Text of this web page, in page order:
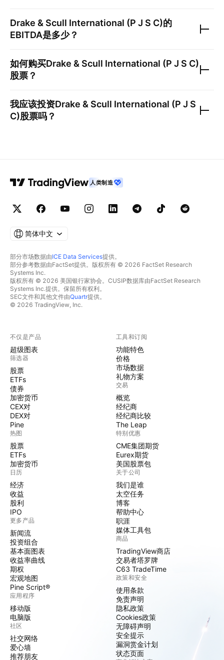
Drake & Scull International (P J S C)的
EBITDA是多少？
如何购买Drake & Scull International (P J S C)
股票？
我应该投资Drake & Scull International (P J S
C)股票吗？
人类制造
简体中文
部分市场数据由ICE Data Services提供。
部分参考数据由FactSet提供。版权所有 © 2026 FactSet Research
Systems Inc.
版权所有 © 2026 美国银行家协会。CUSIP数据库由FactSet Research
Systems Inc.提供。保留所有权利。
SEC文件和其他文件由Quartr提供。
© 2026 TradingView, Inc.
不仅是产品
超级图表
筛选器
股票
ETFs
债券
加密货币
CEX对
DEX对
Pine
热图
股票
ETFs
加密货币
日历
经济
收益
股利
IPO
更多产品
新闻流
投资组合
基本面图表
收益率曲线
期权
宏观地图
Pine Script®
应用程序
移动版
电脑版
社区
社交网络
爱心墙
推荐朋友
工具和订阅
功能特色
价格
市场数据
礼物方案
交易
概览
经纪商
经纪商比较
The Leap
特别优惠
CME集团期货
Eurex期货
美国股票包
关于公司
我们是谁
太空任务
博客
帮助中心
职涯
媒体工具包
商品
TradingView商店
交易者塔罗牌
C63 TradeTime
政策和安全
使用条款
免责声明
隐私政策
Cookies政策
无障碍声明
安全提示
漏洞赏金计划
状态页面